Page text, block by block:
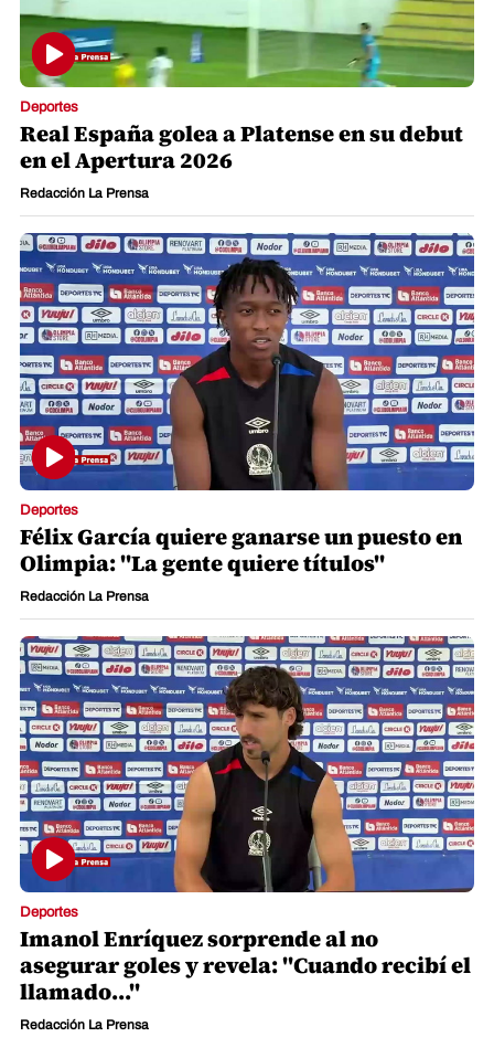
Deportes
Real España golea a Platense en su debut
en el Apertura 2026
Redacción La Prensa
Deportes
Félix García quiere ganarse un puesto en
Olimpia: "La gente quiere títulos"
Redacción La Prensa
Deportes
Imanol Enríquez sorprende al no
asegurar goles y revela: "Cuando recibí el
llamado..."
Redacción La Prensa